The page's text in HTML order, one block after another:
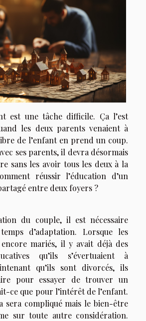
est une tâche difficile. Ça l’est
les deux parents venaient à
de l’enfant en prend un coup.
ses parents, il devra désormais
sans les avoir tous les deux à la
réussir l’éducation d’un
entre deux foyers ?
du couple, il est nécessaire
d’adaptation. Lorsque les
mariés, il y avait déjà des
qu’ils s’évertuaient à
qu’ils sont divorcés, ils
pour essayer de trouver un
ce que pour l’intérêt de l’enfant.
sera compliqué mais le bien-être
sur toute autre considération.